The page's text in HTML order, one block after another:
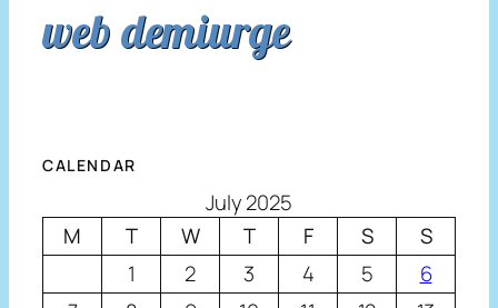
web demiurge
CALENDAR
July 2025
M
T W T F S
S
1
2 3 4 5
6